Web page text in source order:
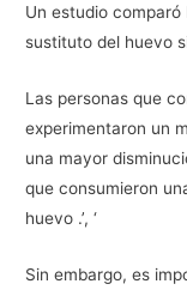
Un estudio
sustituto del huevo
Las personas que
experimentaron un
una mayor
que consumieron
huevo .’, ‘
Sin embargo, es